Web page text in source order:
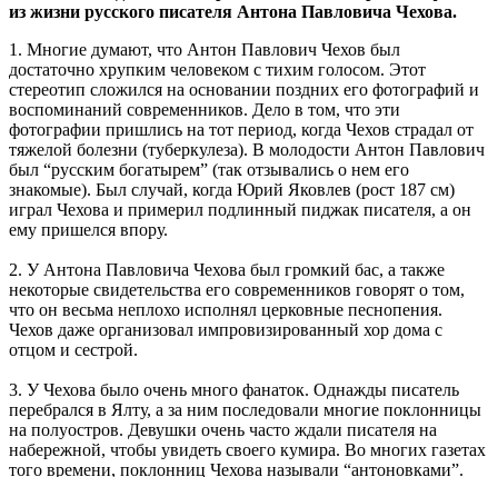
из жизни русского писателя Антона Павловича Чехова.
1. Многие думают, что Антон Павлович Чехов был
достаточно хрупким человеком с тихим голосом. Этот
стереотип сложился на основании поздних его фотографий и
воспоминаний современников. Дело в том, что эти
фотографии пришлись на тот период, когда Чехов страдал от
тяжелой болезни (туберкулеза). В молодости Антон Павлович
был “русским богатырем” (так отзывались о нем его
знакомые). Был случай, когда Юрий Яковлев (рост 187 см)
играл Чехова и примерил подлинный пиджак писателя, а он
ему пришелся впору.
2. У Антона Павловича Чехова был громкий бас, а также
некоторые свидетельства его современников говорят о том,
что он весьма неплохо исполнял церковные песнопения.
Чехов даже организовал импровизированный хор дома с
отцом и сестрой.
3. У Чехова было очень много фанаток. Однажды писатель
перебрался в Ялту, а за ним последовали многие поклонницы
на полуостров. Девушки очень часто ждали писателя на
набережной, чтобы увидеть своего кумира. Во многих газетах
того времени, поклонниц Чехова называли “антоновками”.